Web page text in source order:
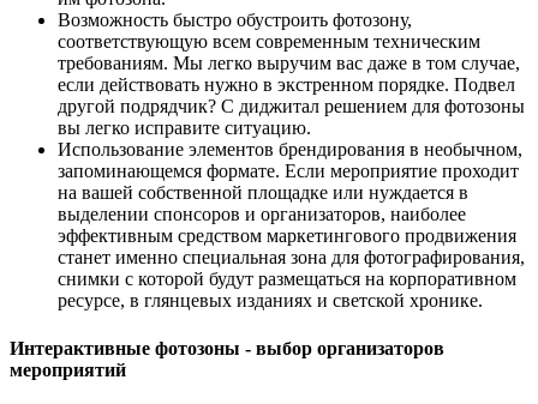
Возможность быстро обустроить фотозону,
соответствующую всем современным техническим
требованиям. Мы легко выручим вас даже в том случае,
если действовать нужно в экстренном порядке. Подвел
другой подрядчик? С диджитал решением для фотозоны
вы легко исправите ситуацию.
Использование элементов брендирования в необычном,
запоминающемся формате. Если мероприятие проходит
на вашей собственной площадке или нуждается в
выделении спонсоров и организаторов, наиболее
эффективным средством маркетингового продвижения
станет именно специальная зона для фотографирования,
снимки с которой будут размещаться на корпоративном
ресурсе, в глянцевых изданиях и светской хронике.
Интерактивные фотозоны - выбор организаторов
мероприятий